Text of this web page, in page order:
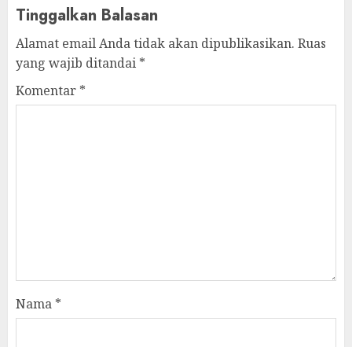
Tinggalkan Balasan
Alamat email Anda tidak akan dipublikasikan. Ruas
yang wajib ditandai *
Komentar *
Nama *